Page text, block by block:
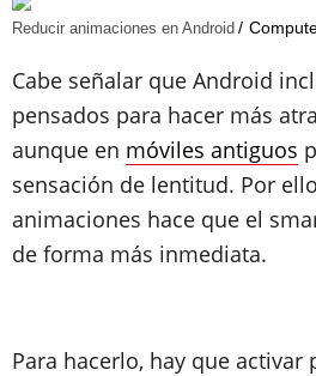
Reducir animaciones en Android
Cabe señalar que Android
pensados para hacer más
aunque en móviles antiguos
sensación de lentitud. Por
animaciones hace que el
de forma más inmediata.
Para hacerlo, hay que